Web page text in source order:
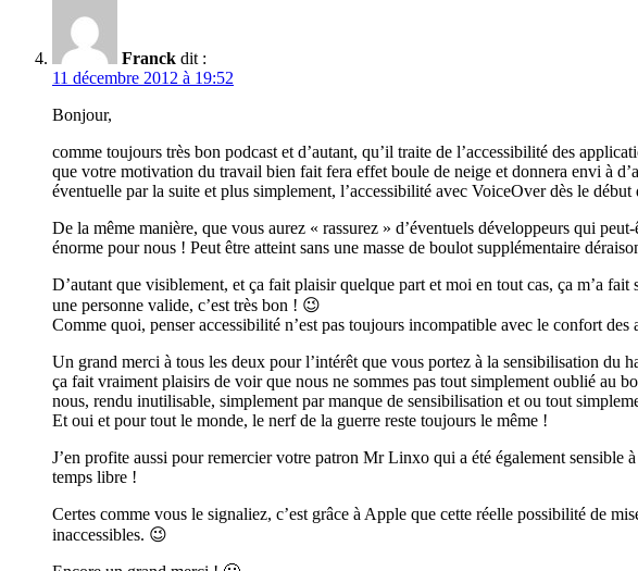
Franck dit :
11 décembre 2012 à 19:52
Bonjour,
comme toujours très bon podcast et d’autant, qu’il traite de l’accessibilité des
que votre motivation du travail bien fait fera effet boule de neige et donnera envi à
éventuelle par la suite et plus simplement, l’accessibilité avec VoiceOver dès le début
De la même manière, que vous aurez « rassurez » d’éventuels développeurs qui
énorme pour nous ! Peut être atteint sans une masse de boulot supplémentaire
D’autant que visiblement, et ça fait plaisir quelque part et moi en tout cas, ça m’a
une personne valide, c’est très bon ! 😉
Comme quoi, penser accessibilité n’est pas toujours incompatible avec le confort
Un grand merci à tous les deux pour l’intérêt que vous portez à la sensibilisation du
ça fait vraiment plaisirs de voir que nous ne sommes pas tout simplement oublié au
nous, rendu inutilisable, simplement par manque de sensibilisation et ou tout
Et oui et pour tout le monde, le nerf de la guerre reste toujours le même !
J’en profite aussi pour remercier votre patron Mr Linxo qui a été également sensible
temps libre !
Certes comme vous le signaliez, c’est grâce à Apple que cette réelle possibilité de
inaccessibles. 😉